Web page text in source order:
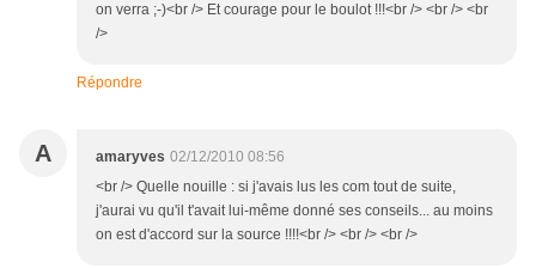
on verra ;-)<br /> Et courage pour le boulot !!!<br /> <br /> <br
/>
Répondre
A amaryves 02/12/2010 08:56
<br /> Quelle nouille : si j'avais lus les com tout de suite,
j'aurai vu qu'il t'avait lui-même donné ses conseils... au moins
on est d'accord sur la source !!!!<br /> <br /> <br />